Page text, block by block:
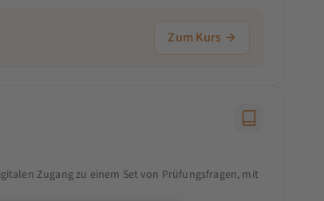
Zum Kurs →
Zugang zu einem Set von Prüfungsfragen, mit